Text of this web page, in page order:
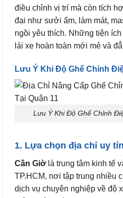
điều chỉnh vị trí mà còn tích
đại như sưởi ấm, làm mát,
ngồi yêu thích. Những tiện
lái xe hoàn toàn mới mẻ và
Lưu Ý Khi Độ Ghế Chỉnh
Lưu Ý Khi Độ Ghế Chỉnh
1. Lựa chọn địa chỉ uy tín
Cần Giờlà trung tâm kinh tế
TP.HCM, nơi tập trung nhiều
dịch vụ chuyên nghiệp về độ